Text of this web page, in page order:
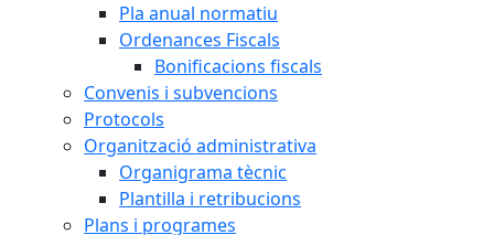
Pla anual normatiu
Ordenances Fiscals
Bonificacions fiscals
Convenis i subvencions
Protocols
Organització administrativa
Organigrama tècnic
Plantilla i retribucions
Plans i programes